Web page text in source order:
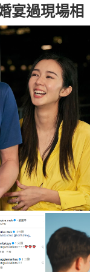
宴過現場相